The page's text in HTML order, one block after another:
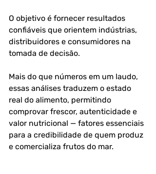
O objetivo é fornecer resultados
confiáveis que orientem indústrias,
distribuidores e consumidores na
tomada de decisão.
Mais do que números em um laudo,
essas análises traduzem o estado
real do alimento, permitindo
comprovar frescor, autenticidade e
valor nutricional — fatores essenciais
para a credibilidade de quem produz
e comercializa frutos do mar.